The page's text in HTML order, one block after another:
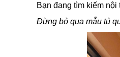
Bạn đang tìm kiếm
Đừng bỏ qua mẫu tủ